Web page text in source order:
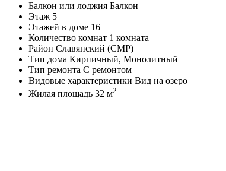
Балкон или лоджия Балкон
Этаж 5
Этажей в доме 16
Количество комнат 1 комната
Район Славянский (СМР)
Тип дома Кирпичный, Монолитный
Тип ремонта С ремонтом
Видовые характеристики Вид на озеро
Жилая площадь 32 м2